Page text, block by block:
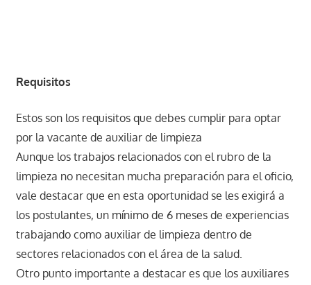
Requisitos
Estos son los requisitos que debes cumplir para optar
por la vacante de auxiliar de limpieza
Aunque los trabajos relacionados con el rubro de la
limpieza no necesitan mucha preparación para el oficio,
vale destacar que en esta oportunidad se les exigirá a
los postulantes, un mínimo de 6 meses de experiencias
trabajando como auxiliar de limpieza dentro de
sectores relacionados con el área de la salud.
Otro punto importante a destacar es que los auxiliares